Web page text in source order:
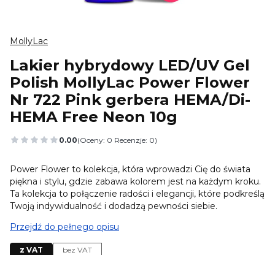
MollyLac
Lakier hybrydowy LED/UV Gel
Polish MollyLac Power Flower
Nr 722 Pink gerbera HEMA/Di-
HEMA Free Neon 10g
0.00(Oceny: 0 Recenzje: 0)
Przejdź do sekcji Opinie
Power Flower to kolekcja, która wprowadzi Cię do świata
piękna i stylu, gdzie zabawa kolorem jest na każdym kroku.
Ta kolekcja to połączenie radości i elegancji, które podkreślą
Twoją indywidualność i dodadzą pewności siebie.
Przejdź do pełnego opisu
z VAT bez VAT